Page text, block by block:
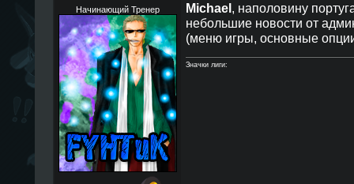
Начинающий Тренер Michael, наполовину
небольшие новости от
(меню игры, основные
Значки лиги: